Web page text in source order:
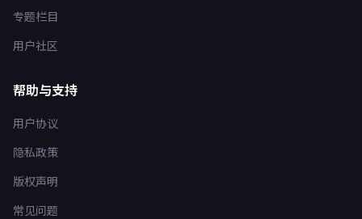
专题栏目
用户社区
帮助与支持
用户协议
隐私政策
版权声明
常见问题